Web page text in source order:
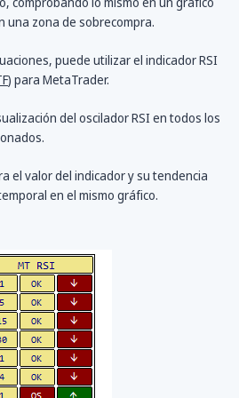
una zona de sobrecompra.
puede utilizar el indicador RSI
) para MetaTrader.
del oscilador RSI en todos los
el valor del indicador y su tendencia
en el mismo gráfico.